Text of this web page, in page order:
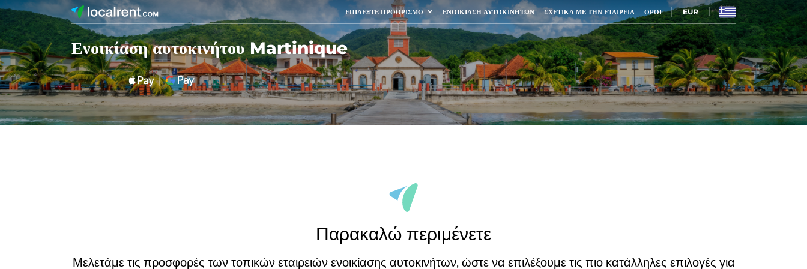
ΕΠΙΛΈΞΤΕ ΠΡΟΟΡΙΣΜΌ ΕΝΟΙΚΊΑΣΗ ΑΥΤΟΚΙΝΉΤΩΝ ΣΧΕΤΙΚΆ ΜΕ ΤΗΝ ΕΤΑΙΡΕΊΑ ΌΡΟΙ EUR
Ενοικίαση αυτοκινήτου Martinique
Παρακαλώ περιμένετε
Μελετάμε τις προσφορές των τοπικών εταιρειών ενοικίασης αυτοκινήτων, ώστε να επιλέξουμε τις πιο κατάλληλες επιλογές για